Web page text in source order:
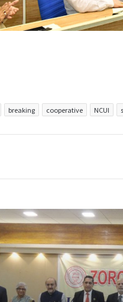
breaking cooperative NCUI